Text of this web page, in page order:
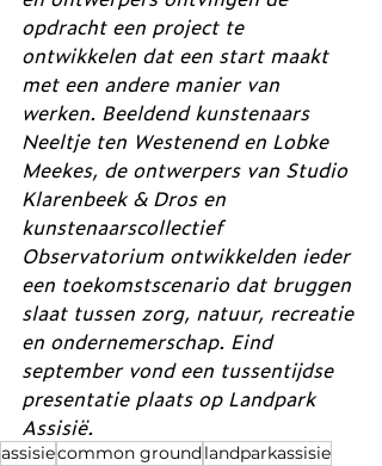
opdracht een project te
ontwikkelen dat een start maakt
met een andere manier van
werken. Beeldend kunstenaars
Neeltje ten Westenend en Lobke
Meekes, de ontwerpers van Studio
Klarenbeek & Dros en
kunstenaarscollectief
Observatorium ontwikkelden ieder
een toekomstscenario dat bruggen
slaat tussen zorg, natuur, recreatie
en ondernemerschap. Eind
september vond een tussentijdse
presentatie plaats op Landpark
Assisië.
assisiecommon groundlandparkassisie